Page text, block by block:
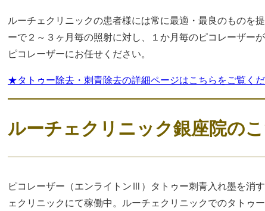
ルーチェクリニックの患者様には常に最適・最良のものを
ーで２～３ヶ月毎の照射に対し、１か月毎のピコレーザー
ピコレーザーにお任せください。
★タトゥー除去・刺青除去の詳細ページはこちらをご覧く
ルーチェクリニック銀座院の
ピコレーザー（エンライトンⅢ）タトゥー刺青入れ墨を消
ェクリニックにて稼働中。ルーチェクリニックでのタトゥ